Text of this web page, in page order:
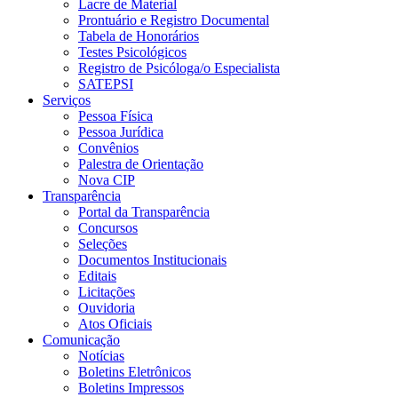
Lacre de Material
Prontuário e Registro Documental
Tabela de Honorários
Testes Psicológicos
Registro de Psicóloga/o Especialista
SATEPSI
Serviços
Pessoa Física
Pessoa Jurídica
Convênios
Palestra de Orientação
Nova CIP
Transparência
Portal da Transparência
Concursos
Seleções
Documentos Institucionais
Editais
Licitações
Ouvidoria
Atos Oficiais
Comunicação
Notícias
Boletins Eletrônicos
Boletins Impressos